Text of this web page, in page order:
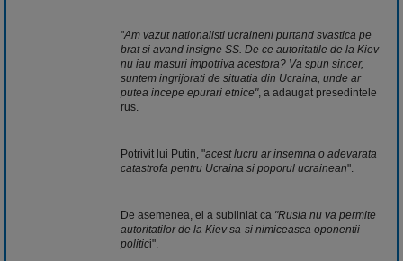
"Am vazut nationalisti ucraineni purtand svastica pe
brat si avand insigne SS. De ce autoritatile de la Kiev
nu iau masuri impotriva acestora? Va spun sincer,
suntem ingrijorati de situatia din Ucraina, unde ar
putea incepe epurari etnice", a adaugat presedintele
rus.
Potrivit lui Putin, "acest lucru ar insemna o adevarata
catastrofa pentru Ucraina si poporul ucrainean".
De asemenea, el a subliniat ca "Rusia nu va permite
autoritatilor de la Kiev sa-si nimiceasca oponentii
politici".